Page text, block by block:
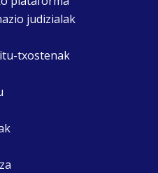
judizialak
txostenak